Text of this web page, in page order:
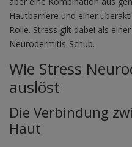
Hautbarriere und einer
Rolle. Stress gilt dabei als
Neurodermitis-Schub.
Wie Stress
auslöst
Die Verbindung
Haut